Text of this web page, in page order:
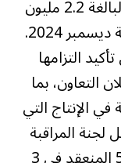
التطوعية المعلنة في نوفمبر 2023 والبالغة 2.2 مليون
2024.
التزامها
التعاون، بما
الإنتاج التي
لجنة المراقبة